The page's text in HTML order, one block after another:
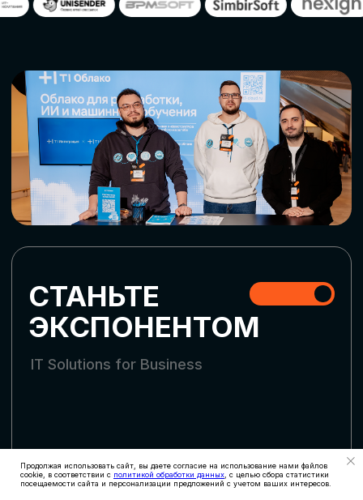
Продолжая использовать сайт, вы даете согласие на использование нами файлов
cookie, в соответствии с политикой обработки данных , с целью сбора статистики
посещаемости сайта и персонализации предложений с учетом ваших интересов.
СТАТЬ ПАРТНЕРОМ
СКАЧАТЬ ПРОГРАММУ
СТАТЬ СПИКЕРОМ
Оставьте заявку, наши менеджеры
СТАТЬ УЧАСТНИКОМ